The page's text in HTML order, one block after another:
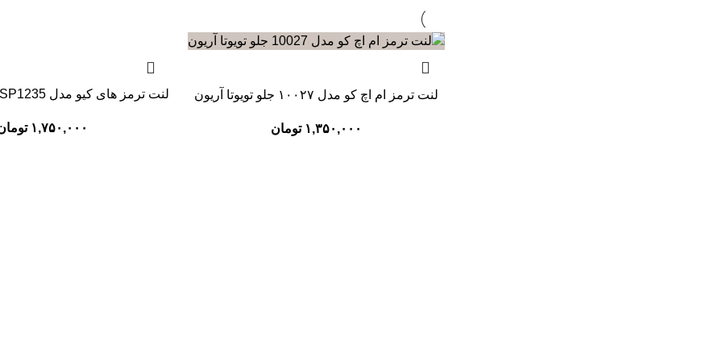
لنت ترمز ام اچ کو مدل ۱۰۰۲۷ جلو تویوتا آریون
۱,۳۵۰,۰۰۰ تومان
لنت ترمز های کیو مدل SP1235 جلو تویوتا آریون
۱,۷۵۰,۰۰۰